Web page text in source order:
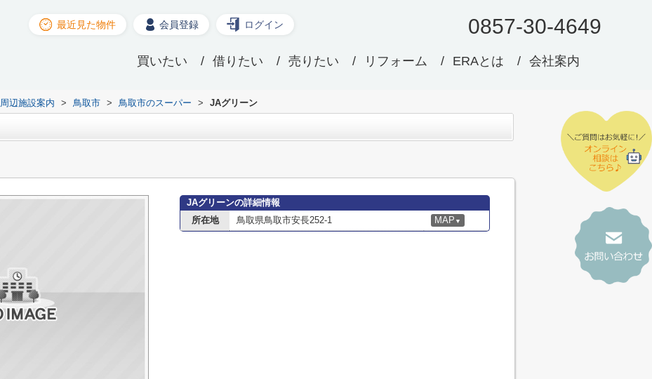
最近見た物件 会員登録 ログイン 0857-30-4649
買いたい 借りたい 売りたい リフォーム ERAとは 会社案内
周辺施設案内 > 鳥取市 > 鳥取市のスーパー > JAグリーン
JAグリーンの詳細情報
所在地
鳥取県鳥取市安長252-1 MAP ▼